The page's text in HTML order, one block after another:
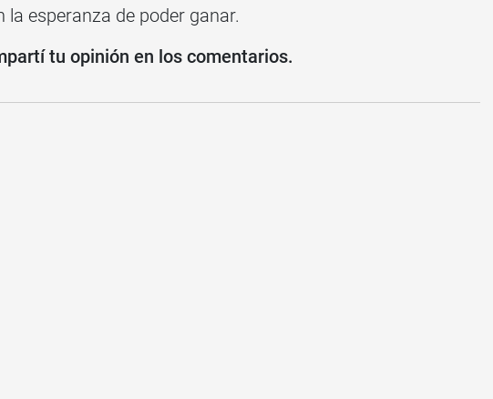
esperanza de poder ganar.
tu opinión en los comentarios.